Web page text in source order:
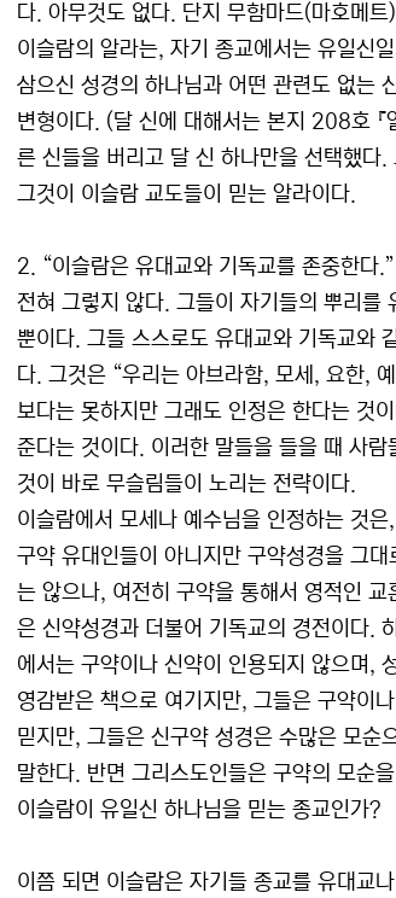
다. 아무것도 없다. 단지 무함마드(마호메
이슬람의 알라는, 자기 종교에서는 유일신
삼으신 성경의 하나님과 어떤 관련도 없는
변형이다. (달 신에 대해서는 본지 208호
른 신들을 버리고 달 신 하나만을 선택했다
그것이 이슬람 교도들이 믿는 알라이다.
2. “이슬람은 유대교와 기독교를 존중한다.”
전혀 그렇지 않다. 그들이 자기들의 뿌리를
뿐이다. 그들 스스로도 유대교와 기독교와
다. 그것은 “우리는 아브라함, 모세, 요한,
보다는 못하지만 그래도 인정은 한다는 것
준다는 것이다. 이러한 말들을 들을 때 사
것이 바로 무슬림들이 노리는 전략이다.
이슬람에서 모세나 예수님을 인정하는 것
구약 유대인들이 아니지만 구약성경을 그
는 않으나, 여전히 구약을 통해서 영적인
은 신약성경과 더불어 기독교의 경전이다.
에서는 구약이나 신약이 인용되지 않으며,
영감받은 책으로 여기지만, 그들은 구약이
믿지만, 그들은 신구약 성경은 수많은 모순
말한다. 반면 그리스도인들은 구약의 모순
이슬람이 유일신 하나님을 믿는 종교인가?
이쯤 되면 이슬람은 자기들 종교를 유대교